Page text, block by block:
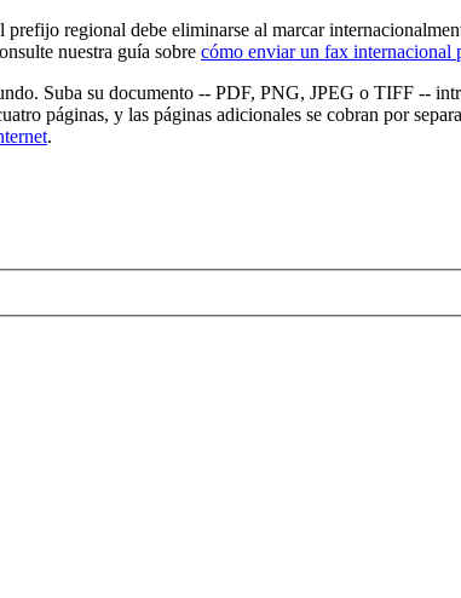
regional debe eliminarse al marcar
nuestra guía sobre cómo enviar un fax internacional
Suba su documento -- PDF, PNG, JPEG o TIFF --
páginas, y las páginas adicionales se cobran por
.